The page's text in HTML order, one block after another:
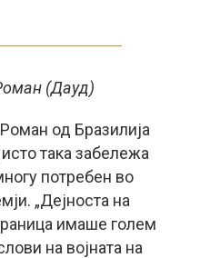
(Дауд)
од Бразилија
така забележа
потребен во
„Дејноста на
имаше голем
на војната на